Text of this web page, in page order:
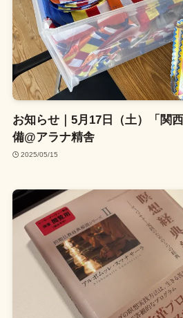
お知らせ｜5月17日（土）「関
備@アラナ精舎
2025/05/15